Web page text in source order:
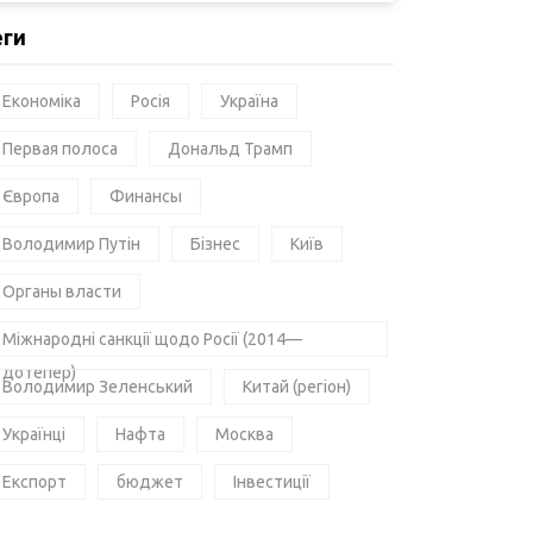
Економіка Росія Україна
Первая полоса Дональд Трамп
Європа Финансы
Володимир Путін Бізнес Київ
Органы власти
Міжнародні санкції щодо Росії (2014—
дотепер)
Володимир Зеленський Китай (регіон)
Українці Нафта Москва
Експорт бюджет Інвестиції